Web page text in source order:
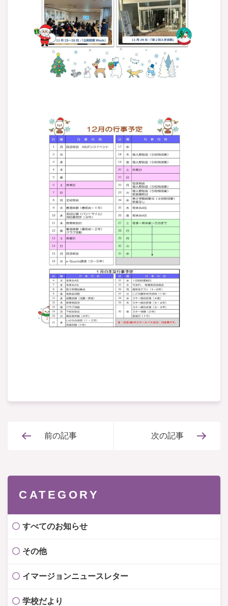
前の記事 次の記事
CATEGORY
すべてのお知らせ
その他
イマージョンニュースレター
学校だより